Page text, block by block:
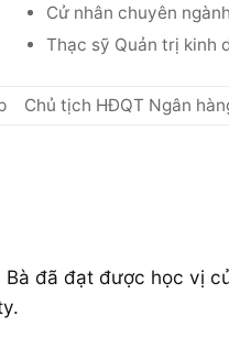
Cử nhân chuyên
Thạc sỹ Quản trị kinh
Chủ tịch HĐQT Ngân
đã đạt được học vị